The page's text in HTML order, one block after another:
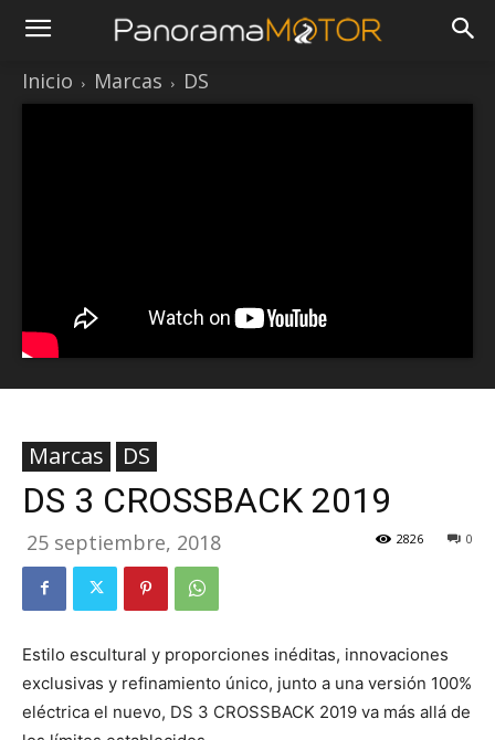
Inicio Marcas DS
Marcas DS
DS 3 CROSSBACK 2019
25 septiembre, 2018 0
2826
Estilo escultural y proporciones inéditas, innovaciones
exclusivas y refinamiento único, junto a una versión 100%
eléctrica el nuevo, DS 3 CROSSBACK 2019 va más allá de